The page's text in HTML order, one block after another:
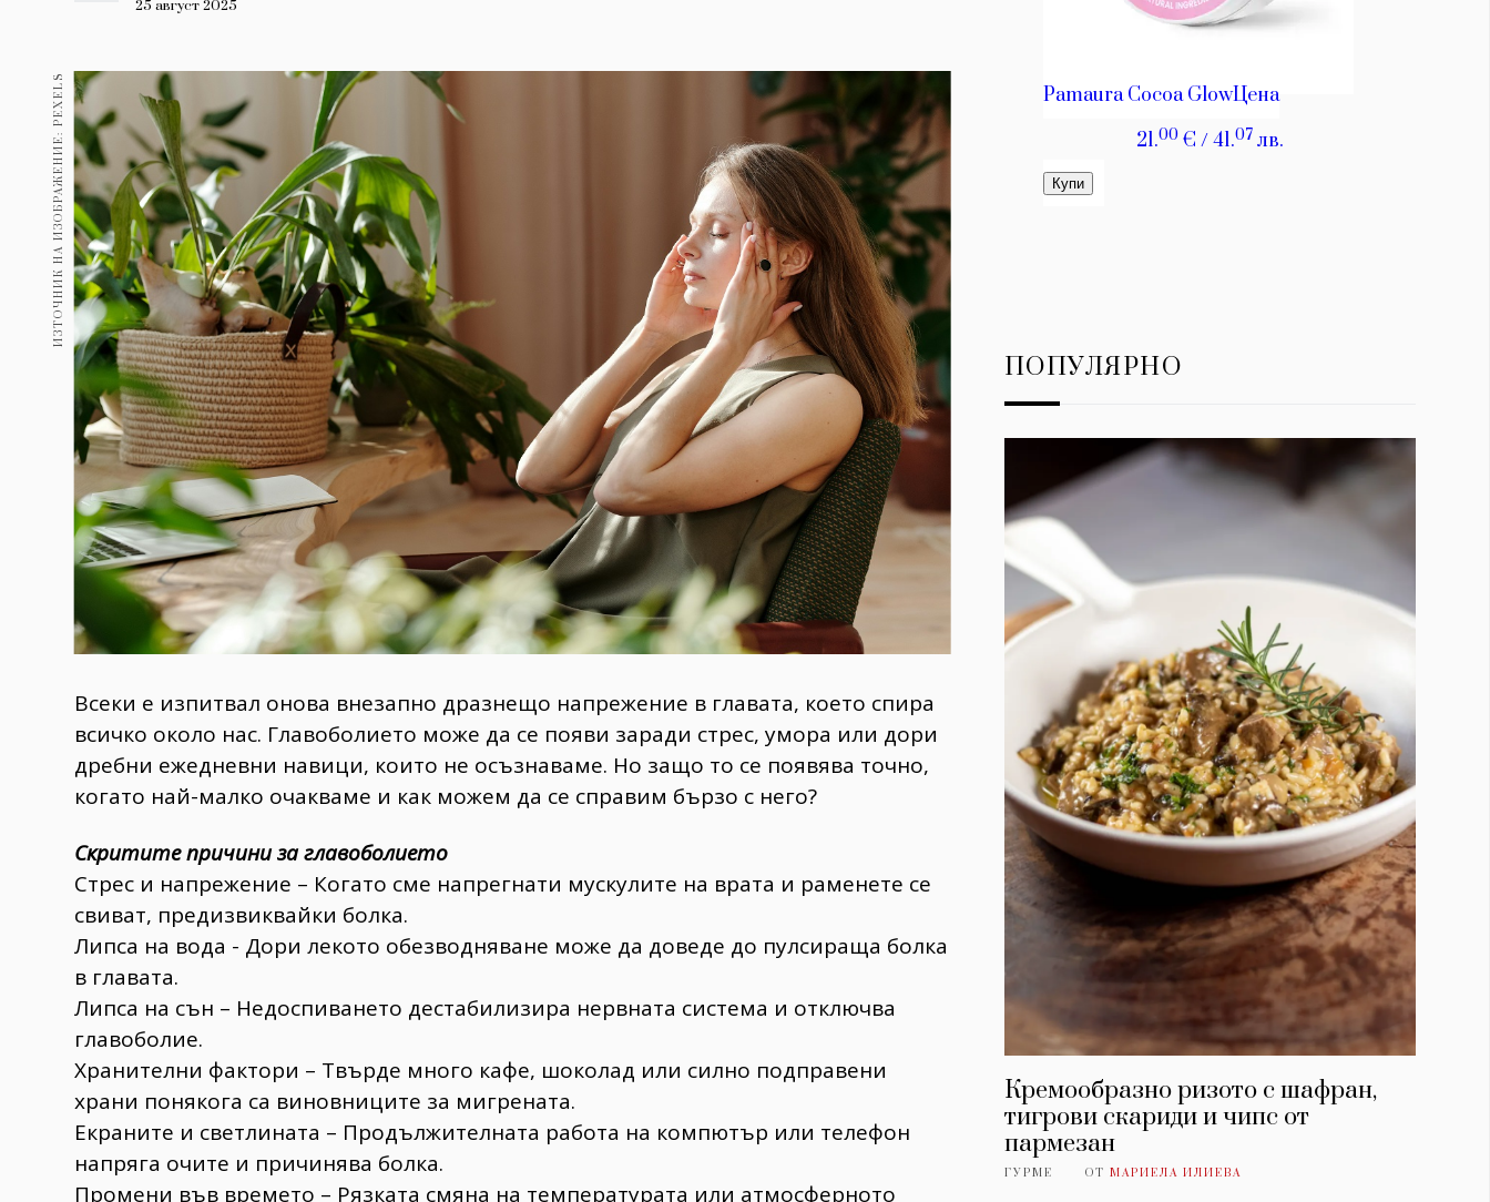
Здраве
Gentlemen
382
Wellness 1817
ПОСЛЕДВАЙТЕ
НИ
25 август 2025
ИЗТОЧНИК НА ИЗОБРАЖЕНИЕ: PEXELS
Всеки е изпитвал онова внезапно дразнещо напрежение в главата, което спира
всичко около нас. Главоболието може да се появи заради стрес, умора или дори
дребни ежедневни навици, които не осъзнаваме. Но защо то се появява точно,
когато най-малко очакваме и как можем да се справим бързо с него?
Скритите причини за главоболието
Стрес и напрежение – Когато сме напрегнати мускулите на врата и раменете се
свиват, предизвиквайки болка.
Липса на вода - Дори лекото обезводняване може да доведе до пулсираща болка
в главата.
Липса на сън – Недоспиването дестабилизира нервната система и отключва
главоболие.
Хранителни фактори – Твърде много кафе, шоколад или силно подправени
храни понякога са виновниците за мигрената.
Екраните и светлината – Продължителната работа на компютър или телефон
напряга очите и причинява болка.
Промени във времето – Рязката смяна на температурата или атмосферното
ПОПУЛЯРНО
Кремообразно ризото с шафран,
тигрови скариди и чипс от
пармезан
ГУРМЕ ОТ МАРИЕЛА ИЛИЕВА